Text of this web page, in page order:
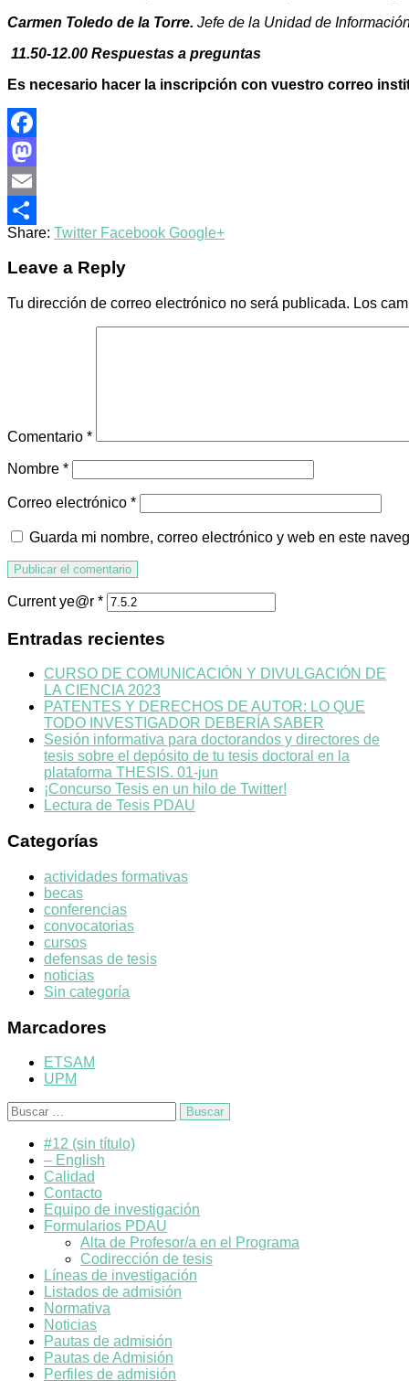
Carmen Toledo de la Torre. Jefe de la Unidad de
11.50-12.00 Respuestas a preguntas
Es necesario hacer la inscripción con vuestro correo
Facebook
Mastodon
Email
Compartir
Share: Twitter Facebook Google+
Leave a Reply
Tu dirección de correo electrónico no será publicada. Los
Comentario *
Nombre *
Correo electrónico *
Guarda mi nombre, correo electrónico y web en este
Current ye@r *
Entradas recientes
CURSO DE COMUNICACIÓN Y DIVULGACIÓN DE
LA CIENCIA 2023
PATENTES Y DERECHOS DE AUTOR: LO QUE
TODO INVESTIGADOR DEBERÍA SABER
Sesión informativa para doctorandos y directores de
tesis sobre el depósito de tu tesis doctoral en la
plataforma THESIS. 01-jun
¡Concurso Tesis en un hilo de Twitter!
Lectura de Tesis PDAU
Categorías
actividades formativas
becas
conferencias
convocatorias
cursos
defensas de tesis
noticias
Sin categoría
Marcadores
ETSAM
UPM
Buscar:
#12 (sin título)
– English
Calidad
Contacto
Equipo de investigación
Formularios PDAU
Alta de Profesor/a en el Programa
Codirección de tesis
Líneas de investigación
Listados de admisión
Normativa
Noticias
Pautas de admisión
Pautas de Admisión
Perfiles de admisión